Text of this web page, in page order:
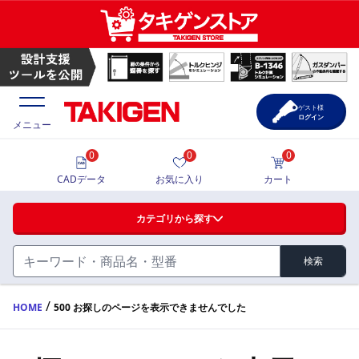
ハンドル・取手・つまみ・周辺機器
FA・A
蝶番・ステー・周辺機器
価格一覧
製品カタログ
メニュー
カテゴリから探す
検索
0
CADデータ
0
お気に入り
0
カート
ゲスト様
ログイン
HOME / 500 お探しのページを表示できませんでした